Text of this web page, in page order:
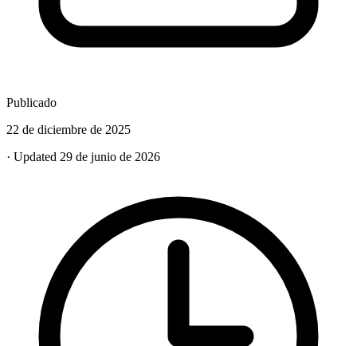
Publicado
22 de diciembre de 2025
· Updated 29 de junio de 2026